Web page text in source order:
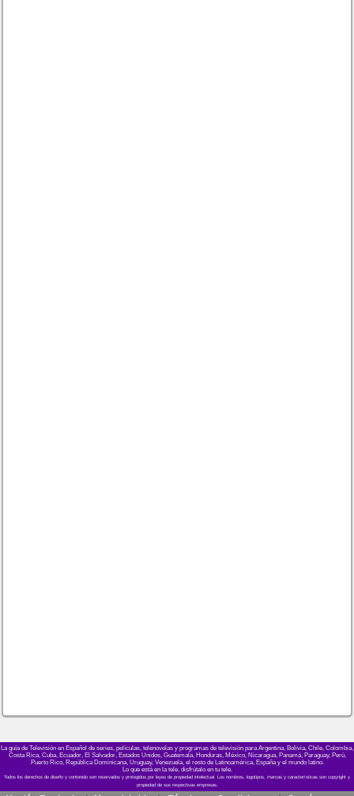
La guía de Televisión en Español de series, películas, telenovelas y programas de televisión para Argentina, Bolivia, Chile, Colombia,
Costa Rica, Cuba, Ecuador, El Salvador, Estados Unidos, Guatemala, Honduras, México, Nicaragua, Panamá, Paraguay, Perú,
Puerto Rico, República Dominicana, Uruguay, Venezuela, el resto de Latinoamérica, España y el mundo latino.
Lo que está en la tele, disfrútalo en tu tele.